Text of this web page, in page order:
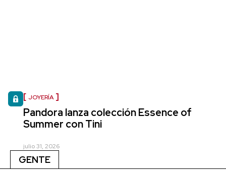
JOYERÍA
Pandora lanza colección Essence of
Summer con Tini
julio 31, 2026
GENTE